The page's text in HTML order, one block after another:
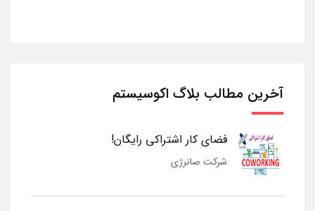
آخرین مطالب بلاگ اکوسیستم
فضای کار اشتراکی رایگان!
شرکت صانرژی